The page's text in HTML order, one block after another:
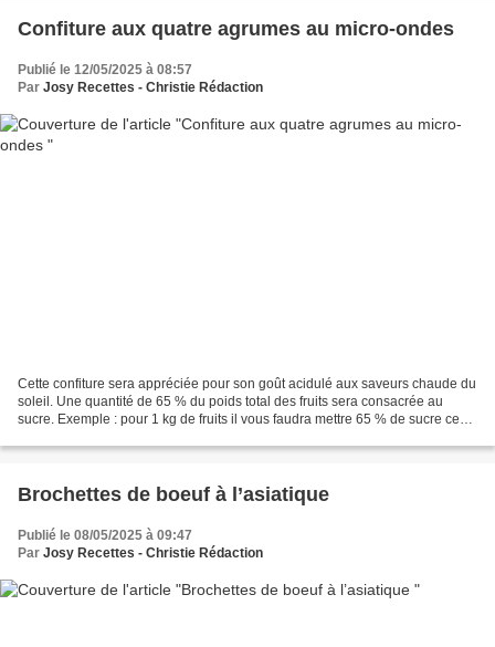
Confiture aux quatre agrumes au micro-ondes
Publié le 12/05/2025 à 08:57
Par Josy Recettes - Christie Rédaction
Cette confiture sera appréciée pour son goût acidulé aux saveurs chaude du
soleil. Une quantité de 65 % du poids total des fruits sera consacrée au
sucre. Exemple : pour 1 kg de fruits il vous faudra mettre 65 % de sucre ce
Brochettes de boeuf à l’asiatique
Publié le 08/05/2025 à 09:47
Par Josy Recettes - Christie Rédaction